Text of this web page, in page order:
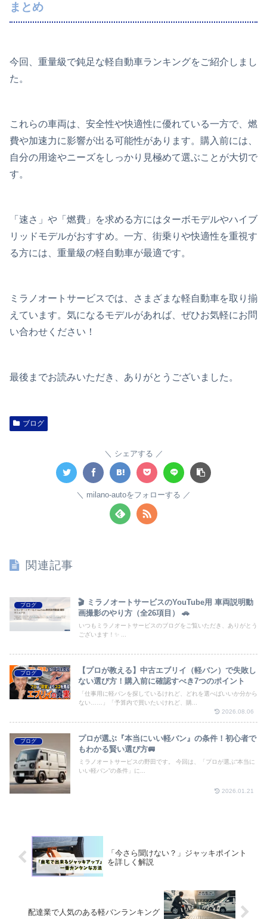
まとめ
今回、重量級で鈍足な軽自動車ランキングをご紹介しまし
た。
これらの車両は、安全性や快適性に優れている一方で、燃
費や加速力に影響が出る可能性があります。購入前には、
自分の用途やニーズをしっかり見極めて選ぶことが大切で
す。
「速さ」や「燃費」を求める方にはターボモデルやハイブ
リッドモデルがおすすめ。一方、街乗りや快適性を重視す
る方には、重量級の軽自動車が最適です。
ミラノオートサービスでは、さまざまな軽自動車を取り揃
えています。気になるモデルがあれば、ぜひお気軽にお問
い合わせください！
最後までお読みいただき、ありがとうございました。
ブログ
シェアする
milano-autoをフォローする
関連記事
ブログ
🎬 ミラノオートサービスのYouTube用 車両説明動
画撮影のやり方（全26項目） 🚗
いつもミラノオートサービスのブログをご覧いただき、ありがとう
ございます！✨ ...
ブログ
【プロが教える】中古エブリイ（軽バン）で失敗し
ない選び方！購入前に確認すべき7つのポイント
「仕事用に軽バンを探しているけれど、どれを選べばいいか分から
ない……」「予算内で買いたいけれど、購...
2026.08.06
ブログ
プロが選ぶ『本当にいい軽バン』の条件！初心者で
もわかる賢い選び方🚐
ミラノオートサービスの野田です。 今回は、「プロが選ぶ“本当に
いい軽バン”の条件」に...
2026.01.21
「今さら聞けない？」ジャッキポイント
を詳しく解説
配達業で人気のある軽バンランキング